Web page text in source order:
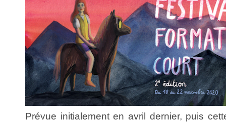
Prévue initialement en avril dernier, puis